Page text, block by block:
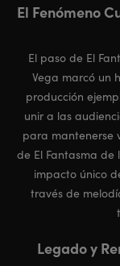
El Fenómeno
El paso de El
Vega marcó un
producción
unir a las
para mantenerse
de El Fantasma
impacto único
través de
Legado y